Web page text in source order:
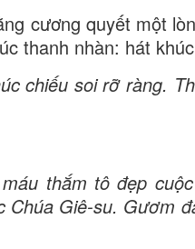
cương quyết một
thanh nhàn: hát
chiếu soi rỡ ràng.
thắm tô đẹp
Giê-su. Gươm